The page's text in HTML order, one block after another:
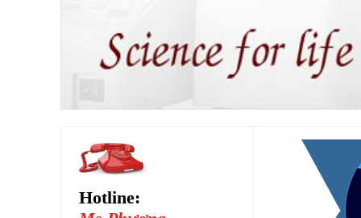
Hotline: